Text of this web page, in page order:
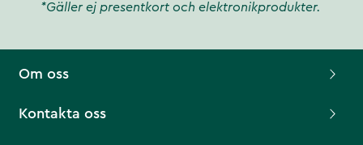
*Gäller ej presentkort och elektronikprodukter.
Om oss
Kontakta oss